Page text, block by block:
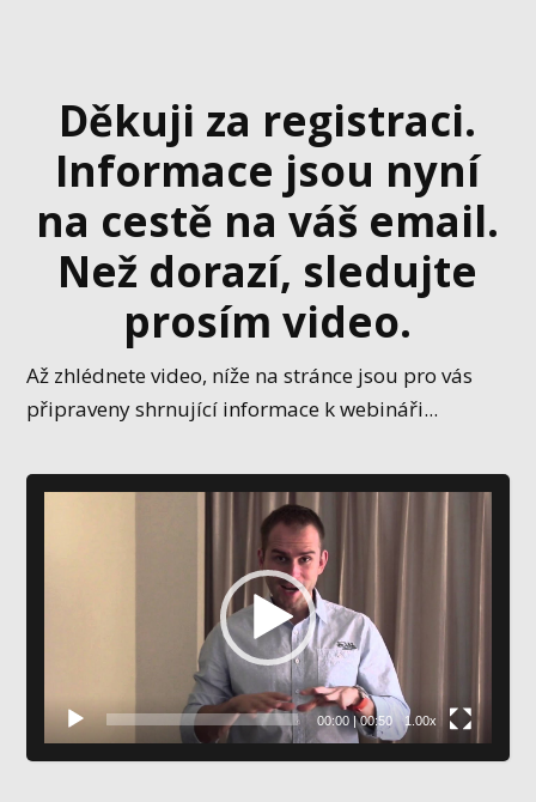
Děkuji za registraci.
Informace jsou nyní
na cestě na váš email.
Než dorazí, sledujte
prosím video.
Až zhlédnete video, níže na stránce jsou pro vás
připraveny shrnující informace k webináři...
00:00|00:50 1.00x